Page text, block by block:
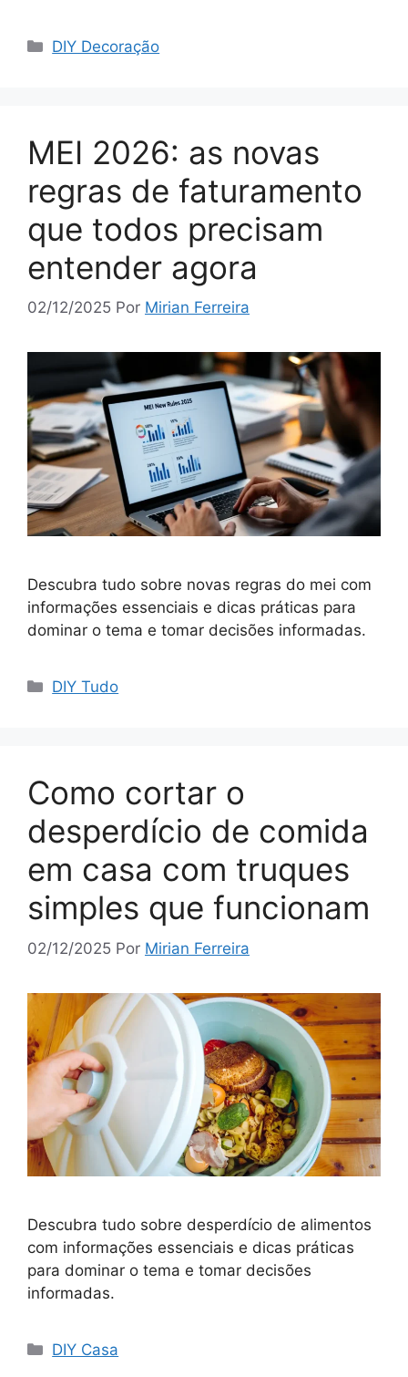
Categorias
DIY Decoração
MEI 2026: as novas
regras de faturamento
que todos precisam
entender agora
02/12/2025 Por Mirian Ferreira
Descubra tudo sobre novas regras do mei com
informações essenciais e dicas práticas para
dominar o tema e tomar decisões informadas.
Categorias
DIY Tudo
Como cortar o
desperdício de comida
em casa com truques
simples que funcionam
02/12/2025 Por Mirian Ferreira
Descubra tudo sobre desperdício de alimentos
com informações essenciais e dicas práticas
para dominar o tema e tomar decisões
informadas.
Categorias
DIY Casa